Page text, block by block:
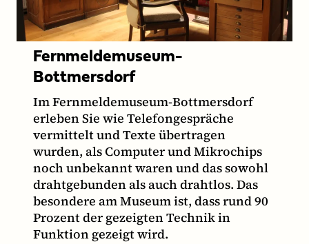
Fernmeldemuseum-
Bottmersdorf
Im Fernmeldemuseum-Bottmersdorf
erleben Sie wie Telefongespräche
vermittelt und Texte übertragen
wurden, als Computer und Mikrochips
noch unbekannt waren und das sowohl
drahtgebunden als auch drahtlos. Das
besondere am Museum ist, dass rund 90
Prozent der gezeigten Technik in
Funktion gezeigt wird.